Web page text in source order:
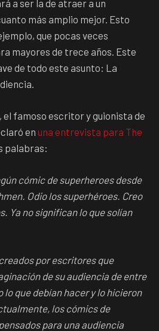
a ser la de atraer a un
más amplio mejor. Esto
que pocas veces
mayores de trece años. Este
de todo este asunto: La
el famoso escritor y guionista de
en una entrevista para The
palabras:
cómic de superheroes desde
Odio los superhéroes. Creo
Ya no significan lo que solían
por escritores que
de su audiencia de entre
lo que debían hacer y lo hicieron
los cómics de
para una audiencia